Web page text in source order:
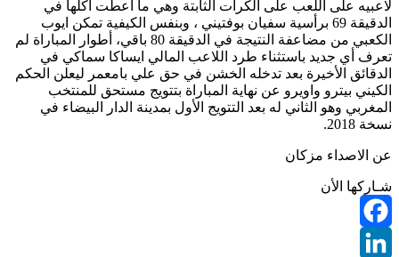
لاعبيه على اللعب على الكرات الثابتة وهي ما أعطت أكلها في
الدقيقة 69 برأسية سفيان بوفتيني ، وبنفس الكيفية تمكن ايوب
الكعبي من مضاعفة النتيجة في الدقيقة 80 باقي، أطوار المباراة لم
تعرف أي جديد باستثناء طرد اللاعب المالي ايساكا سماكي في
الدقائق الأخيرة بعد تدخله الخشن في حق علي بامعمر ليعلن الحكم
الكيني بيترو واويرو عن نهاية المباراة بتتويج مستحق للمنتخب
المغربي وهو الثاني له بعد التتويج الأول بمدينة الدار البيضاء في
نسخة 2018.
عن الاصداء مزكان
شـاركها الأن
Facebook